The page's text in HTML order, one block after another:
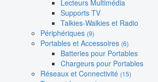
Lecteurs Multimédia
Supports TV
Talkies-Walkies et Radio
Périphériques (9)
Portables et Accessoires (6)
Batteries pour Portables
Chargeurs pour Portables
Réseaux et Connectivité (15)